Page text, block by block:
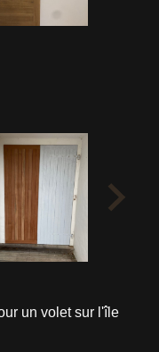
un volet sur l'île